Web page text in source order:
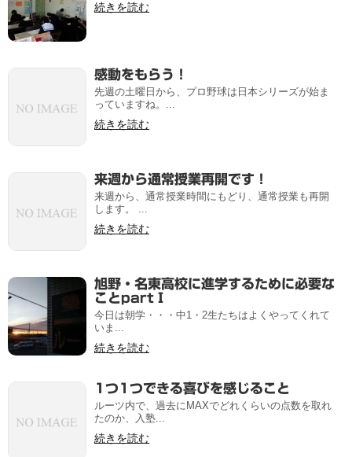
続きを読む
感動をもらう！
先週の土曜日から、プロ野球は日本シリーズが始ま
っていますね。...
続きを読む
来週から通常授業再開です！
来週から、通常授業時間にもどり、通常授業も再開
します。 ...
続きを読む
旭野・名東高校に進学するために必要な
ことpartⅠ
今日は朝学・・・中1・2生たちはよくやってくれて
いま...
続きを読む
1つ1つできる喜びを感じること
ルーツ内で、過去にMAXでどれくらいの点数を取れ
たのか、入塾...
続きを読む